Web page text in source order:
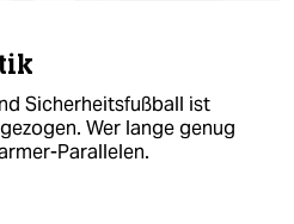
Sicherheitsfußball ist
Wer lange genug
Parallelen.